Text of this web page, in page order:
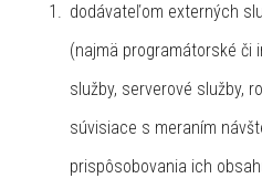
dodávateľom externých
(najmä programátorské či
služby, serverové služby,
súvisiace s meraním
prispôsobovania ich